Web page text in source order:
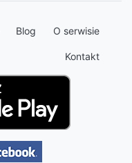
Blog O serwisie
Kontakt